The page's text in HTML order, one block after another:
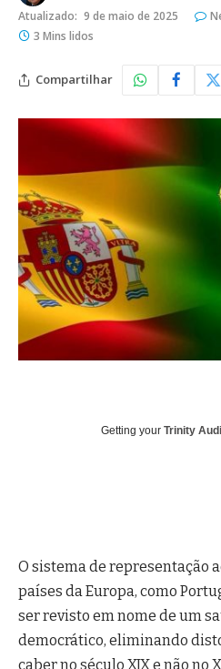
Atualizado: 9 de maio de 2025
3 Mins lidos
Compartilhar
Getting your Trinity
O sistema de representação
países da Europa, como
ser revisto em nome de um
democrático, eliminando
caber no século XIX e não no